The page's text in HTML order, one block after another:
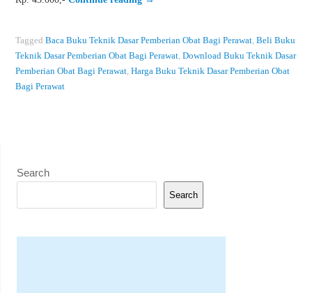
Tagged Baca Buku Teknik Dasar Pemberian Obat Bagi Perawat, Beli Buku
Teknik Dasar Pemberian Obat Bagi Perawat, Download Buku Teknik Dasar
Pemberian Obat Bagi Perawat, Harga Buku Teknik Dasar Pemberian Obat
Bagi Perawat
Search
Search